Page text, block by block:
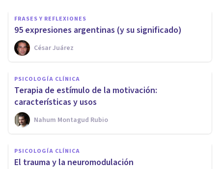
FRASES Y REFLEXIONES
95 expresiones argentinas (y su significado)
César Juárez
PSICOLOGÍA CLÍNICA
Terapia de estímulo de la motivación:
características y usos
Nahum Montagud Rubio
PSICOLOGÍA CLÍNICA
El trauma y la neuromodulación